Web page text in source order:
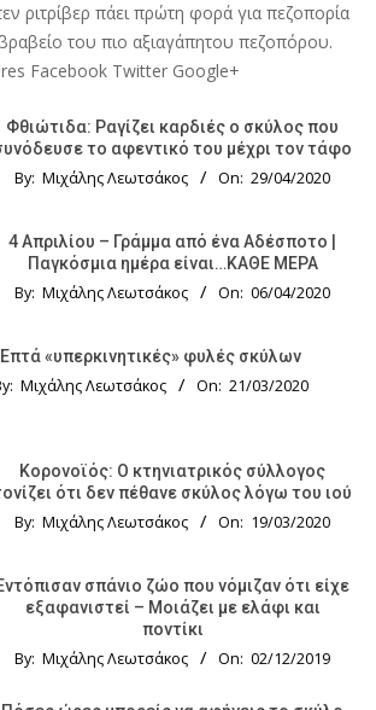
ριτρίβερ πάει πρώτη φορά για πεζοπορία
βραβείο του πιο αξιαγάπητου πεζοπόρου.
Facebook Twitter Google+
Φθιώτιδα: Ραγίζει καρδιές ο σκύλος που
το αφεντικό του μέχρι τον τάφο
By: Μιχάλης Λεωτσάκος On: 29/04/2020
4 Απριλίου – Γράμμα από ένα Αδέσποτο |
Παγκόσμια ημέρα είναι…ΚΑΘΕ ΜΕΡΑ
By: Μιχάλης Λεωτσάκος On: 06/04/2020
Επτά «υπερκινητικές» φυλές σκύλων
Μιχάλης Λεωτσάκος On: 21/03/2020
Κορονοϊός: Ο κτηνιατρικός σύλλογος
ότι δεν πέθανε σκύλος λόγω του ιού
By: Μιχάλης Λεωτσάκος On: 19/03/2020
σπάνιο ζώο που νόμιζαν ότι είχε
εξαφανιστεί – Μοιάζει με ελάφι και
ποντίκι
By: Μιχάλης Λεωτσάκος On: 02/12/2019